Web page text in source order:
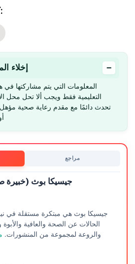
كيف راجعنا هذا المقال:
👈 إخلاء −
المعلومات التي يتم مشاركتها في
التعليمية فقط ويجب ألا تحل محل
تحدث دائمًا مع مقدم رعاية صحية
مراجع
جيسيكا بوث (خبيرة
جيسيكا بوث هي مبتكرة مستقلة في
الحالات عن الصحة والعافية
والروعة لمجموعة من المنشورات.